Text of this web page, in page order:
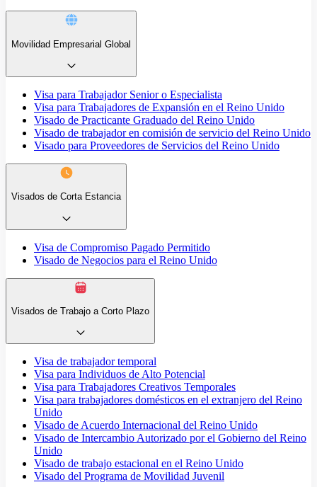
Movilidad Empresarial Global
Visa para Trabajador Senior o Especialista
Visa para Trabajadores de Expansión en el Reino Unido
Visado de Practicante Graduado del Reino Unido
Visado de trabajador en comisión de servicio del Reino Unido
Visado para Proveedores de Servicios del Reino Unido
Visados de Corta Estancia
Visa de Compromiso Pagado Permitido
Visado de Negocios para el Reino Unido
Visados de Trabajo a Corto Plazo
Visa de trabajador temporal
Visa para Individuos de Alto Potencial
Visa para Trabajadores Creativos Temporales
Visa para trabajadores domésticos en el extranjero del Reino
Unido
Visado de Acuerdo Internacional del Reino Unido
Visado de Intercambio Autorizado por el Gobierno del Reino
Unido
Visado de trabajo estacional en el Reino Unido
Visado del Programa de Movilidad Juvenil